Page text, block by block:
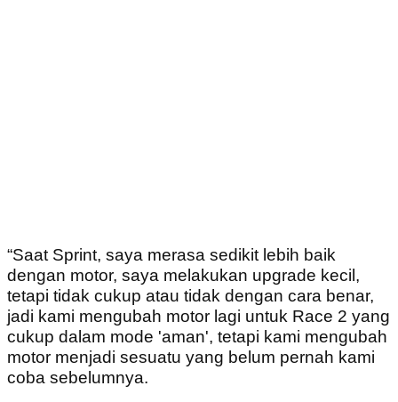
“Saat Sprint, saya merasa sedikit lebih baik
dengan motor, saya melakukan upgrade kecil,
tetapi tidak cukup atau tidak dengan cara benar,
jadi kami mengubah motor lagi untuk Race 2 yang
cukup dalam mode 'aman', tetapi kami mengubah
motor menjadi sesuatu yang belum pernah kami
coba sebelumnya.